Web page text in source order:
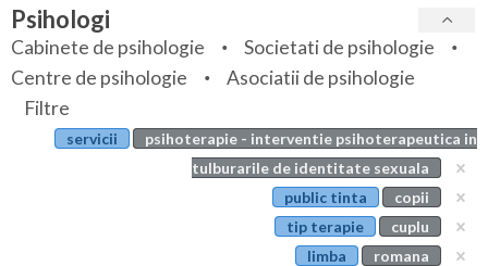
Bihor
Bistrita-Nasaud
Botosani
Specialitati
Servicii
Articole
Evenimente
Psihologi
Cabinete de psihologie
Societati de psihologie
Centre de psihologie
Asociatii de psihologie
Filtre
servicii
psihoterapie - interventie psihoterapeutica in
tulburarile de identitate sexuala
public tinta
copii
tip terapie
cuplu
limba
romana